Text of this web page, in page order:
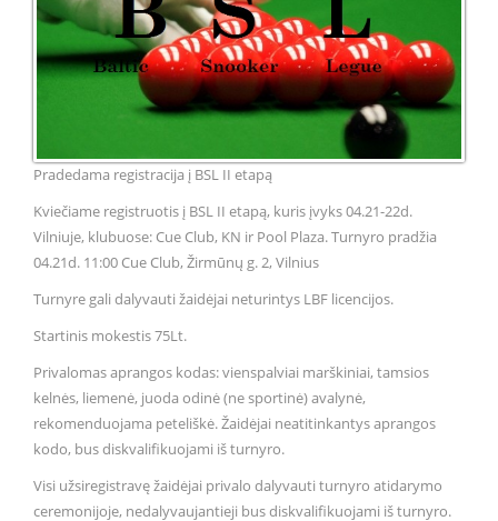
Pradedama registracija į BSL II etapą
Kviečiame registruotis į BSL II etapą, kuris įvyks 04.21-22d.
Vilniuje, klubuose: Cue Club, KN ir Pool Plaza. Turnyro pradžia
04.21d. 11:00 Cue Club, Žirmūnų g. 2, Vilnius
Turnyre gali dalyvauti žaidėjai neturintys LBF licencijos.
Startinis mokestis 75Lt.
Privalomas aprangos kodas: vienspalviai marškiniai, tamsios
kelnės, liemenė, juoda odinė (ne sportinė) avalynė,
rekomenduojama peteliškė. Žaidėjai neatitinkantys aprangos
kodo, bus diskvalifikuojami iš turnyro.
Visi užsiregistravę žaidėjai privalo dalyvauti turnyro atidarymo
ceremonijoje, nedalyvaujantieji bus diskvalifikuojami iš turnyro.